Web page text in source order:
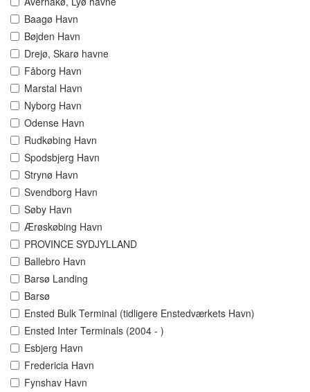
Baagø Havn
Bøjden Havn
Drejø, Skarø havne
Fåborg Havn
Marstal Havn
Nyborg Havn
Odense Havn
Rudkøbing Havn
Spodsbjerg Havn
Strynø Havn
Svendborg Havn
Søby Havn
Ærøskøbing Havn
PROVINCE SYDJYLLAND
Ballebro Havn
Barsø Landing
Barsø
Ensted Bulk Terminal (tidligere Enstedværkets Havn)
Ensted Inter Terminals (2004 - )
Esbjerg Havn
Fredericia Havn
Fynshav Havn